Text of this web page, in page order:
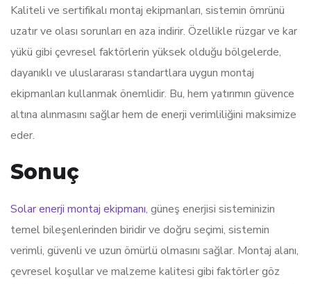
Kaliteli ve sertifikalı montaj ekipmanları, sistemin ömrünü
uzatır ve olası sorunları en aza indirir. Özellikle rüzgar ve kar
yükü gibi çevresel faktörlerin yüksek olduğu bölgelerde,
dayanıklı ve uluslararası standartlara uygun montaj
ekipmanları kullanmak önemlidir. Bu, hem yatırımın güvence
altına alınmasını sağlar hem de enerji verimliliğini maksimize
eder.
Sonuç
Solar enerji montaj ekipmanı, güneş enerjisi sisteminizin
temel bileşenlerinden biridir ve doğru seçimi, sistemin
verimli, güvenli ve uzun ömürlü olmasını sağlar. Montaj alanı,
çevresel koşullar ve malzeme kalitesi gibi faktörler göz